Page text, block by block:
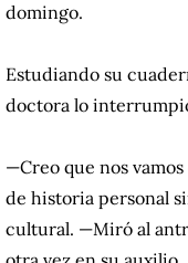
domingo.
Estudiando su
doctora lo
—Creo que nos
de historia personal
cultural. —Miró al